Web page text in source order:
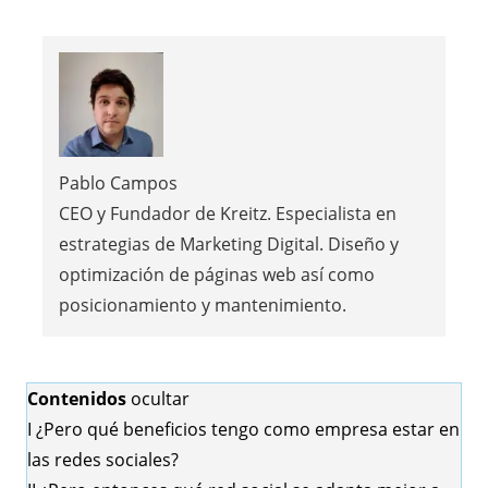
Pablo Campos
CEO y Fundador de Kreitz. Especialista en
estrategias de Marketing Digital. Diseño y
optimización de páginas web así como
posicionamiento y mantenimiento.
Contenidos ocultar
I ¿Pero qué beneficios tengo como empresa estar en
las redes sociales?